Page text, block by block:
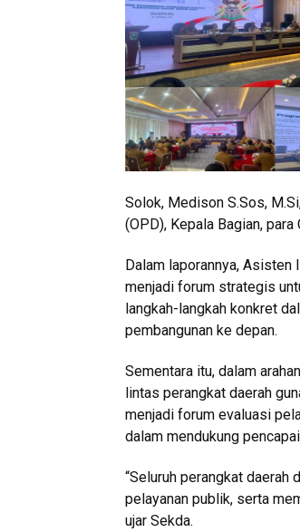
Solok, Medison S.Sos,
(OPD), Kepala Bagian,
Dalam laporannya, Asisten
menjadi forum strategis
langkah-langkah konkret
pembangunan ke depan.
Sementara itu, dalam
lintas perangkat daerah
menjadi forum evaluasi
dalam mendukung
“Seluruh perangkat
pelayanan publik, serta
ujar Sekda.